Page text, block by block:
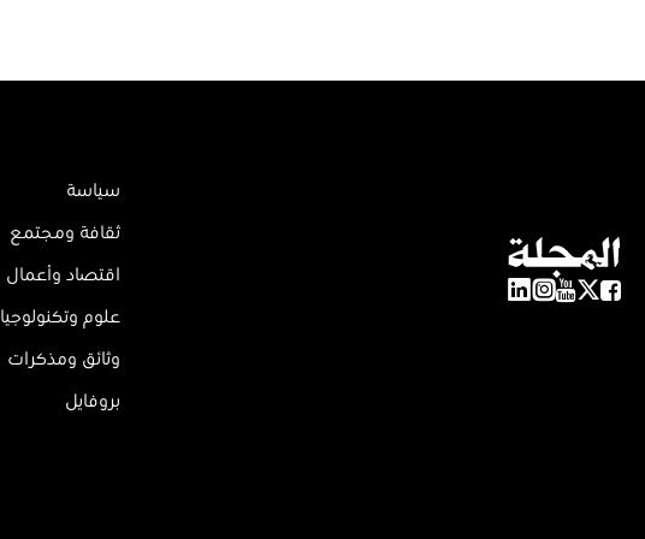
سياسة
ثقافة ومجتمع
اقتصاد وأعمال
علوم وتكنولوجيا
وثائق ومذكرات
بروفايل